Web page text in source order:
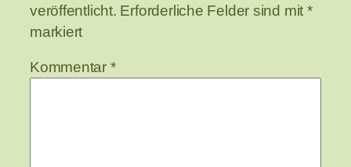
veröffentlicht. Erforderliche Felder sind mit *
markiert
Kommentar *